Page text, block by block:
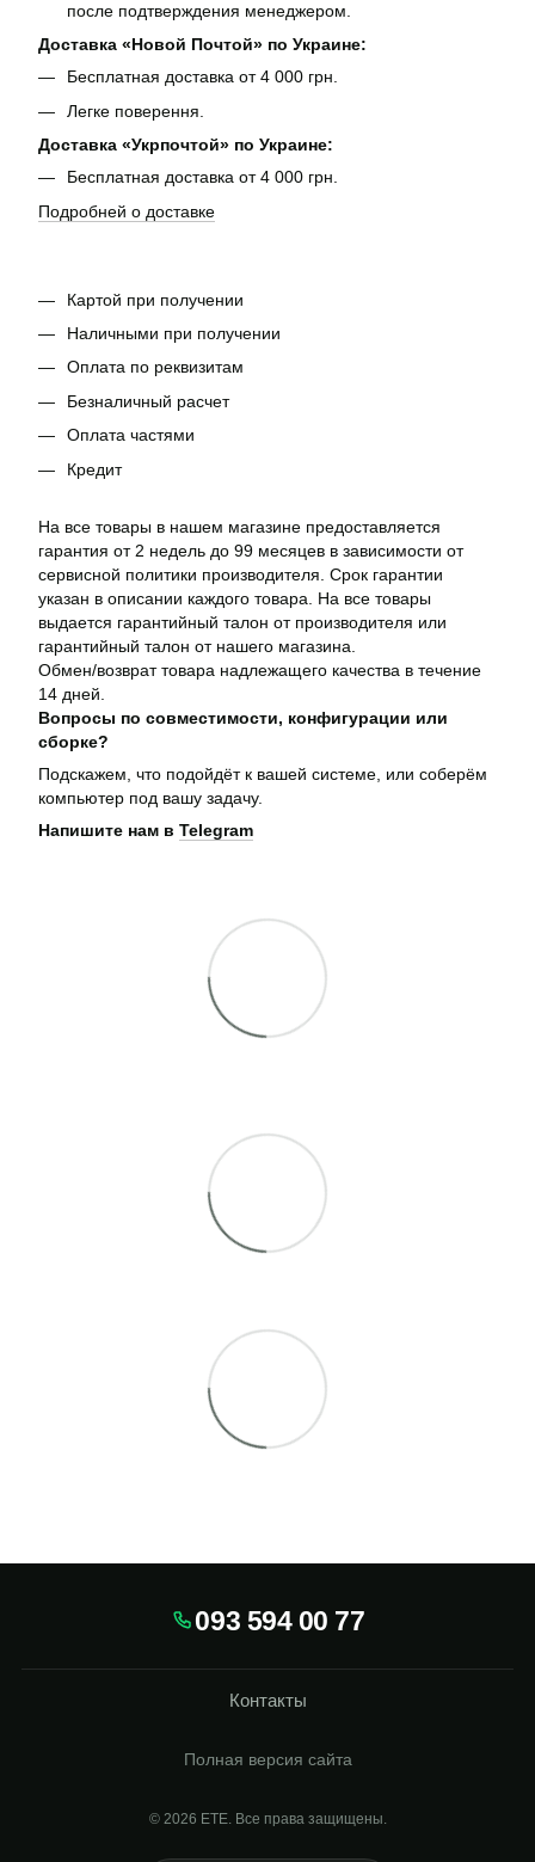
после подтверждения менеджером.
Доставка «Новой Почтой» по Украине:
Бесплатная доставка от 4 000 грн.
Легке поверення.
Доставка «Укрпочтой» по Украине:
Бесплатная доставка от 4 000 грн.
Подробней о доставке
Картой при получении
Наличными при получении
Оплата по реквизитам
Безналичный расчет
Оплата частями
Кредит
На все товары в нашем магазине предоставляется
гарантия от 2 недель до 99 месяцев в зависимости от
сервисной политики производителя. Срок гарантии
указан в описании каждого товара. На все товары
выдается гарантийный талон от производителя или
гарантийный талон от нашего магазина.
Обмен/возврат товара надлежащего качества в течение
14 дней.
Вопросы по совместимости, конфигурации или
сборке?
Подскажем, что подойдёт к вашей системе, или соберём
компьютер под вашу задачу.
Напишите нам в Telegram
093 594 00 77
Контакты
Полная версия сайта
© 2026